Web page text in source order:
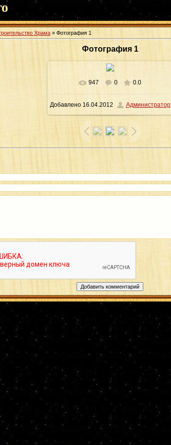
Храма » Фотография 1
Фотография 1
В реальном размере 1066x1600
431.2Kb
947 0 0.0
Добавлено16.04.2012 Администратор